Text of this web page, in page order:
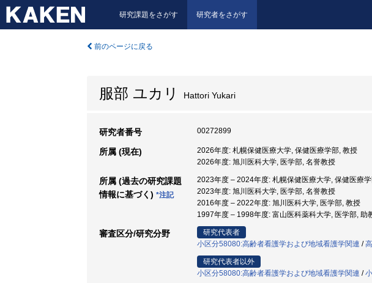
研究課題をさがす 研究者をさがす
前のページに戻る
服部 ユカリ Hattori Yukari
研究者番号 00272899
所属 (現在)
2026年度: 札幌保健医療大学, 保健医療学部, 教授
2026年度: 旭川医科大学, 医学部, 名誉教授
所属 (過去の研究課題
情報に基づく) *注記
2023年度 – 2024年度: 札幌保健医療大学, 保健医療
2023年度: 旭川医科大学, 医学部, 名誉教授
2016年度 – 2022年度: 旭川医科大学, 医学部, 教授
1997年度 – 1998年度: 富山医科薬科大学, 医学部, 助
審査区分/研究分野
研究代表者
小区分58080:高齢者看護学および地域看護学関連 /
研究代表者以外
小区分58080:高齢者看護学および地域看護学関連 /